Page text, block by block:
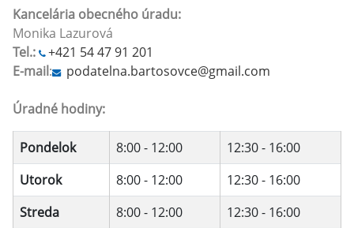
Kancelária obecného úradu:
Monika Lazurová
Tel.:
+421 54 47 91 201
E-mail: podatelna.bartosovce@gmail.com
Úradné hodiny:
Pondelok 8:00 - 12:00
12:30 - 16:00
Utorok
8:00 - 12:00
12:30 - 16:00
Streda
8:00 - 12:00
12:30 - 16:00